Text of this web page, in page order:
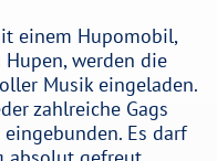
einem Hupomobil,
werden die
Musik eingeladen.
zahlreiche Gags
Es darf